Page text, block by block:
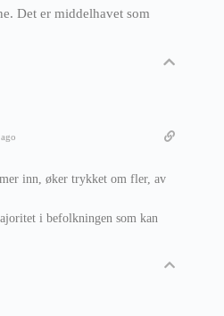
Det er middelhavet som
inn, øker trykket om fler, av
i befolkningen som kan